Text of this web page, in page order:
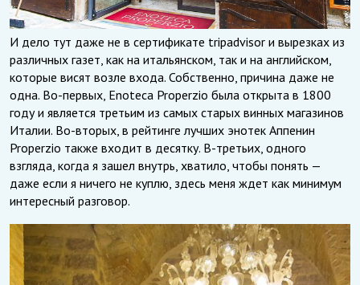
И дело тут даже не в сертификате tripadvisor и вырезках из
различных газет, как на итальянском, так и на английском,
которые висят возле входа. Собственно, причина даже не
одна. Во-первых, Enoteca Properzio была открыта в 1800
году и является третьим из самых старых винных магазинов
Италии. Во-вторых, в рейтинге лучших энотек Аппенин
Properzio также входит в десятку. В-третьих, одного
взгляда, когда я зашел внутрь, хватило, чтобы понять —
даже если я ничего не куплю, здесь меня ждет как минимум
интересный разговор.